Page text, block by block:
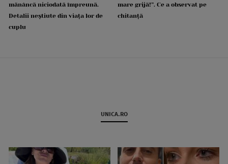
mănâncă niciodată împreună.
Detalii neștiute din viața lor de
cuplu
mare grijă!”. Ce a observat pe
chitanță
UNICA.RO